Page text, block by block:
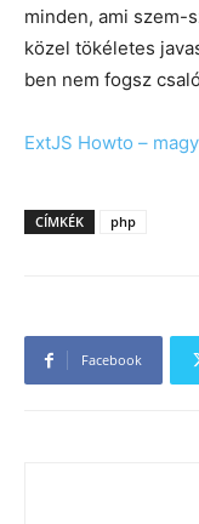
minden, ami szem-
közel tökéletes
ben nem fogsz
ExtJS Howto –
CÍMKÉK php
Facebook